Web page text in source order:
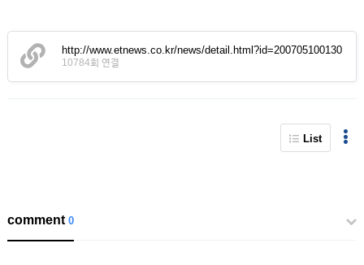
http://www.etnews.co.kr/news/detail.html?id=200705100130
10784회 연결
List
comment0